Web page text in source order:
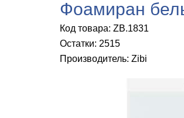
Фоамиран
Код товара: ZB.1831
Остатки: 2515
Производитель: Zibi